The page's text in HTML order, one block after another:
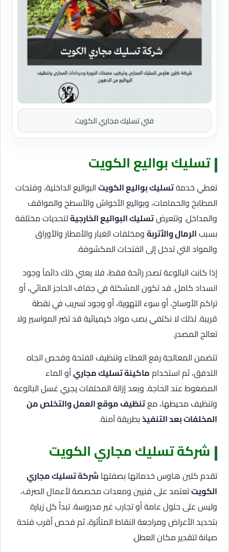
فني تسليك مجاري الكويت
تسليك بواليع الكويت
تغطي خدمةتسليك بواليع الكويتالبواليع الداخلية، وفتحات
المطابخ والحمامات، وبواليع الأحواش والأسطح والمواقف
والمداخل. وتتعرضتسليك البواليع الخارجيةلتحديات مختلفة
بسببالرمال والأتربةومخلفات الغبار والأمطار والأوراق
والمواد التي تدخل إلى الفتحات المكشوفة.
إذا كانت البالوعة تصدر رائحة فقط، فلا يعني ذلك دائماً وجود
انسداد كامل. قد تكون المشكلة في جفاف الحاجز المائي، أو
تراكم الأوساخ، أو سوء التهوية، أو وجود تسريب في نقطة
قريبة. لذلك لا نكتفي بصب مواد كيميائية قد تضر المواسير ولا
تعالج المصدر.
تتضمن المعالجة رفع الغطاء وتنظيف الفتحة وفحص اتجاه
التدفق، ثم استخدامماكينة تسليك مجاريأو الماء
المضغوط عند الحاجة. وبعد إزالة المخلفات يجري غسل البالوعة
وتنظيف محيطها، معتنظيف موقع العمل والتخلص من
المخلفات بعد التنفيذبطريقة آمنة.
شركة تسليك مجاري الكويت
تقدم كلين هاوس خدماتها بصفتها شركة تسليك مجاري
الكويتتعتمد على فنيين ومعدات مخصصة لأعمال الصرف،
وليس على حلول عامة أو تجارب غير مدروسة. تبدأ كل زيارة
بتحديد الأعراض ومراجعة النقاط المتأثرة، ثم فحص أقرب فتحة
صيانة لتقدير مكان العطل.